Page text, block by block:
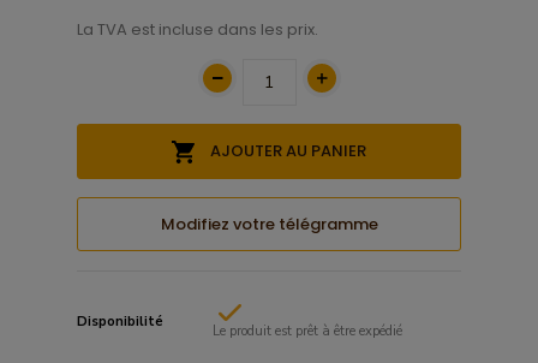
La TVA est incluse dans les prix.
AJOUTER AU PANIER
Modifiez votre télégramme
Disponibilité
Le produit est prêt à être expédié